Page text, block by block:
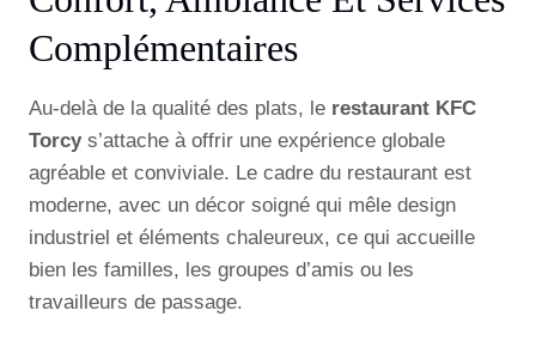
Complémentaires
Au-delà de la qualité des plats, le restaurant KFC
Torcys’attache à offrir une expérience globale
agréable et conviviale. Le cadre du restaurant est
moderne, avec un décor soigné qui mêle design
industriel et éléments chaleureux, ce qui accueille
bien les familles, les groupes d’amis ou les
travailleurs de passage.